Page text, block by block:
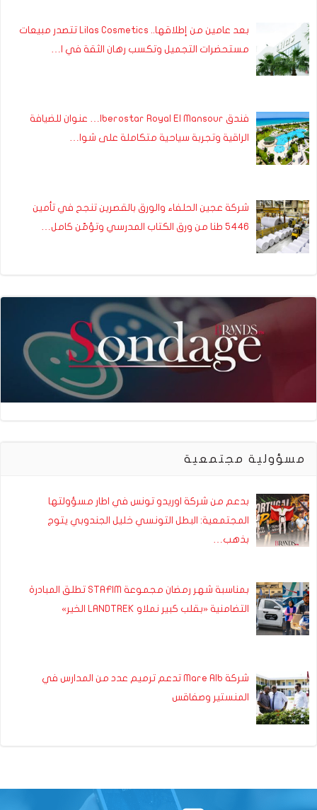
بعد عامين من إطلاقها.. Lilas Cosmetics تتصدر مبيعات
مستحضرات التجميل وتكسب رهان الثقة في ا…
فندق Iberostar Royal El Mansour… عنوان للضيافة
الراقية وتجربة سياحية متكاملة على شوا…
شركة عجين الحلفاء والورق بالقصرين تنجح في تأمين
5446 طنا من ورق الكتاب المدرسي وتؤمّن كامل…
مسؤولية مجتمعية
بدعم من شركة اوريدو تونس في اطار مسؤولتها
المجتمعية: البطل التونسي خليل الجندوبي يتوج
بذهب…
بمناسبة شهر رمضان مجموعة STAFIM تطلق المبادرة
التضامنية «بقلب كبير نملاو LANDTREK الخير»
شركة Mare Alb تدعم ترميم عدد من المدارس في
المنستير وصفاقس